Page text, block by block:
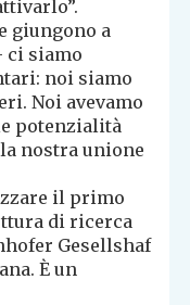
giungono a
ci siamo
noi siamo
Noi avevamo
potenzialità
nostra unione
il primo
di ricerca
Gesellshaf
È un